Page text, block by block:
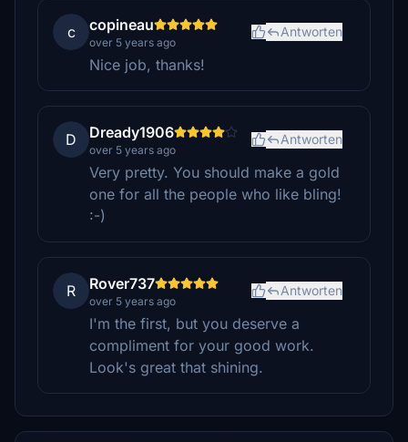
c copineau
over 5 years ago
Antworten
Nice job, thanks!
D Dready1906
over 5 years ago
Antworten
Very pretty. You should make a gold
one for all the people who like bling!
:-)
R Rover737
over 5 years ago
Antworten
I'm the first, but you deserve a
compliment for your good work.
Look's great that shining.